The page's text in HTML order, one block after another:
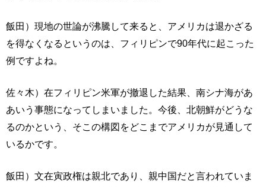
飯田）現地の世論が沸騰して来ると、アメリカは退かざる
を得なくなるというのは、フィリピンで90年代に起こった
例ですよね。
佐々木）在フィリピン米軍が撤退した結果、南シナ海があ
あいう事態になってしまいました。今後、北朝鮮がどうな
るのかという、そこの構図をどこまでアメリカが見通して
いるかです。
飯田）文在寅政権は親北であり、親中国だと言われていま